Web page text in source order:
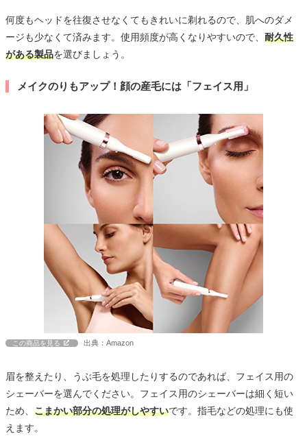
何度もヘッドを往復させなくてもきれいに剃れるので、肌へのダメ
ージも少なくて済みます。使用頻度が高くなりやすいので、 耐久性
がある製品を選びましょう。
メイクのりもアップ！顔の産毛には「フェイス用」
この商品を見る 出典：Amazon
眉を整えたり、うぶ毛を処理したりするのであれば、フェイス用の
シェーバーを選んでください。フェイス用のシェーバーは細く短い
ため、 こまかい部分の処理がしやすいです。指毛などの処理にも使
えます。